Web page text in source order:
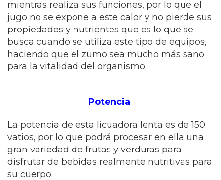
mientras realiza sus funciones, por lo que el
jugo no se expone a este calor y no pierde sus
propiedades y nutrientes que es lo que se
busca cuando se utiliza este tipo de equipos,
haciendo que el zumo sea mucho más sano
para la vitalidad del organismo.
Potencia
La potencia de esta licuadora lenta es de 150
vatios, por lo que podrá procesar en ella una
gran variedad de frutas y verduras para
disfrutar de bebidas realmente nutritivas para
su cuerpo.